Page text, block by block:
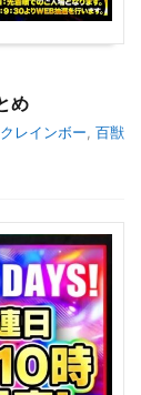
め
レインボー, 百獣